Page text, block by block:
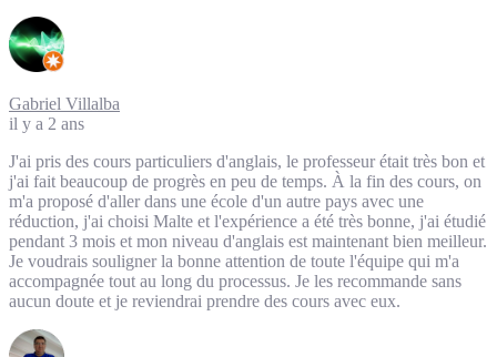
Gabriel Villalba
il y a 2 ans
J'ai pris des cours particuliers d'anglais, le professeur était très bon et
j'ai fait beaucoup de progrès en peu de temps. À la fin des cours, on
m'a proposé d'aller dans une école d'un autre pays avec une
réduction, j'ai choisi Malte et l'expérience a été très bonne, j'ai étudié
pendant 3 mois et mon niveau d'anglais est maintenant bien meilleur.
Je voudrais souligner la bonne attention de toute l'équipe qui m'a
accompagnée tout au long du processus. Je les recommande sans
aucun doute et je reviendrai prendre des cours avec eux.